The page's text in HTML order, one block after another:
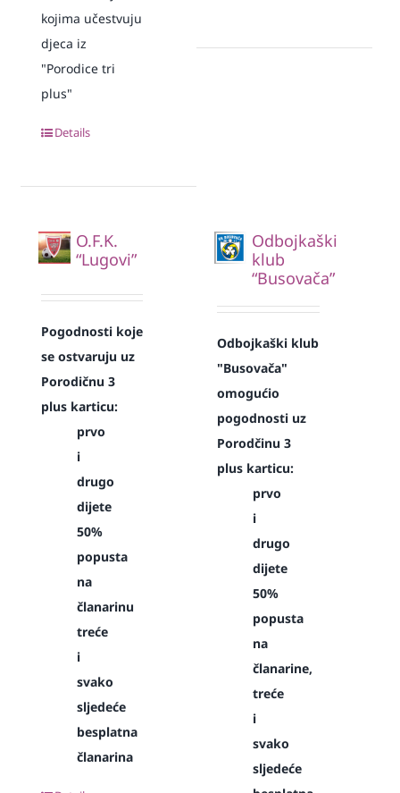
kojima učestvuju
djeca iz
"Porodice tri
plus"
Details
O.F.K.
“Lugovi”
Pogodnosti koje
se ostvaruju uz
Porodičnu 3
plus karticu:
prvo
i
drugo
dijete
50%
popusta
na
članarinu
treće
i
svako
sljedeće
besplatna
članarina
Odbojkaški
klub
“Busovača”
Odbojkaški klub
"Busovača"
omogućio
pogodnosti uz
Porodčinu 3
plus karticu:
prvo
i
drugo
dijete
50%
popusta
na
članarine,
treće
i
svako
sljedeće